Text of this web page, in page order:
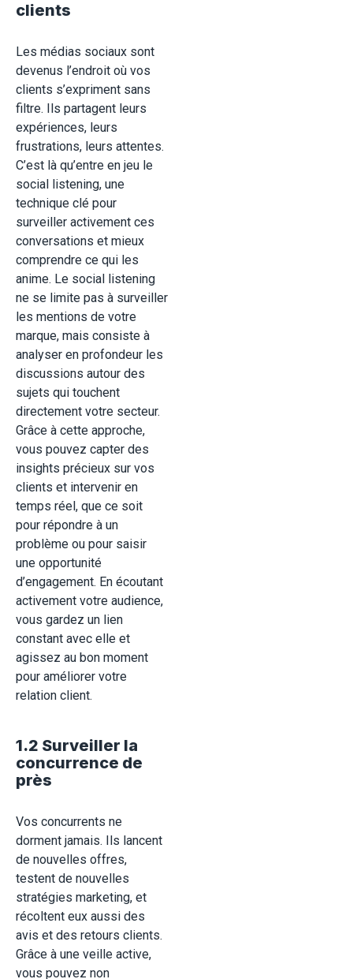
clients
Les médias sociaux sont
devenus l’endroit où vos
clients s’expriment sans
filtre. Ils partagent leurs
expériences, leurs
frustrations, leurs attentes.
C’est là qu’entre en jeu le
social listening, une
technique clé pour
surveiller activement ces
conversations et mieux
comprendre ce qui les
anime. Le social listening
ne se limite pas à surveiller
les mentions de votre
marque, mais consiste à
analyser en profondeur les
discussions autour des
sujets qui touchent
directement votre secteur.
Grâce à cette approche,
vous pouvez capter des
insights précieux sur vos
clients et intervenir en
temps réel, que ce soit
pour répondre à un
problème ou pour saisir
une opportunité
d’engagement. En écoutant
activement votre audience,
vous gardez un lien
constant avec elle et
agissez au bon moment
pour améliorer votre
relation client.
1.2 Surveiller la
concurrence de
près
Vos concurrents ne
dorment jamais. Ils lancent
de nouvelles offres,
testent de nouvelles
stratégies marketing, et
récoltent eux aussi des
avis et des retours clients.
Grâce à une veille active,
vous pouvez non